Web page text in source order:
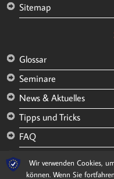
Sitemap
Glossar
Seminare
News & Aktuelles
Tipps und Tricks
FAQ
Wir verwenden Cookies,
können. Wenn Sie